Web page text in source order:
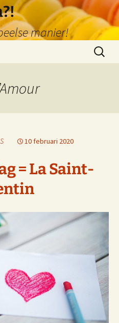
manier!
Zoeken
naar:
10 februari 2020
= La Saint-